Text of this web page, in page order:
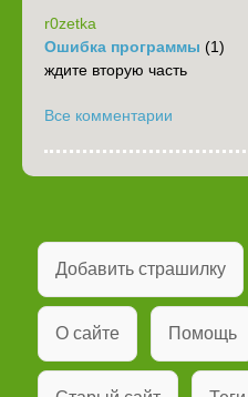
r0zetka
Ошибка программы (1)
ждите вторую часть
Все комментарии
Добавить страшилку
О сайте Помощь